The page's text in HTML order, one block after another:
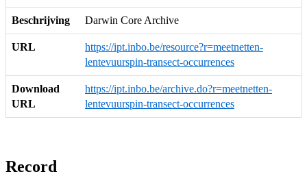
Beschrijving Darwin Core Archive
URL
https://ipt.inbo.be/resource?r=meetnetten-
lentevuurspin-transect-occurrences
Download
URL
https://ipt.inbo.be/archive.do?r=meetnetten-
lentevuurspin-transect-occurrences
Record